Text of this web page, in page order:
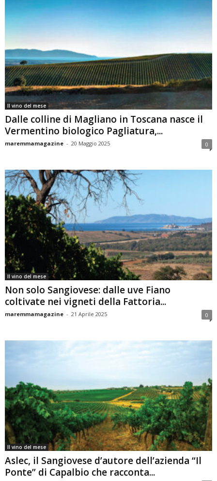
Il vino del mese
Dalle colline di Magliano in Toscana nasce il
Vermentino biologico Pagliatura,...
maremmamagazine - 20 Maggio 2025 0
Il vino del mese
Non solo Sangiovese: dalle uve Fiano
coltivate nei vigneti della Fattoria...
maremmamagazine - 21 Aprile 2025 0
Il vino del mese
Aslec, il Sangiovese d’autore dell’azienda “Il
Ponte” di Capalbio che racconta...